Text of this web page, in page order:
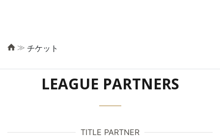
≫ チケット
LEAGUE PARTNERS
TITLE PARTNER